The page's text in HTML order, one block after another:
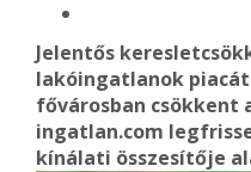
Jelentős
lakóingatlanok
fővárosban csökkent
ingatlan.com
kínálati összesítője